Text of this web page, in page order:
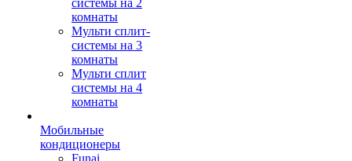
системы на 2
комнаты
Мульти сплит-
системы на 3
комнаты
Мульти сплит
системы на 4
комнаты
Мобильные
кондиционеры
Funai